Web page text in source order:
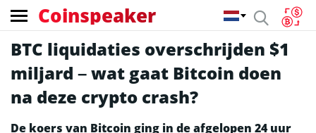
Coinspeaker
BTC liquidaties overschrijden $1
miljard – wat gaat Bitcoin doen
na deze crypto crash?
De koers van Bitcoin ging in de afgelopen 24 uur